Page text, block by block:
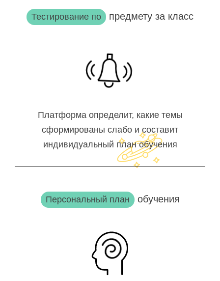
Тестирование по предмету за класс
Платформа определит, какие темы
сформированы слабо и составит
индивидуальный план обучения
Персональный план обучения